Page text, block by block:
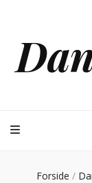
Forside /